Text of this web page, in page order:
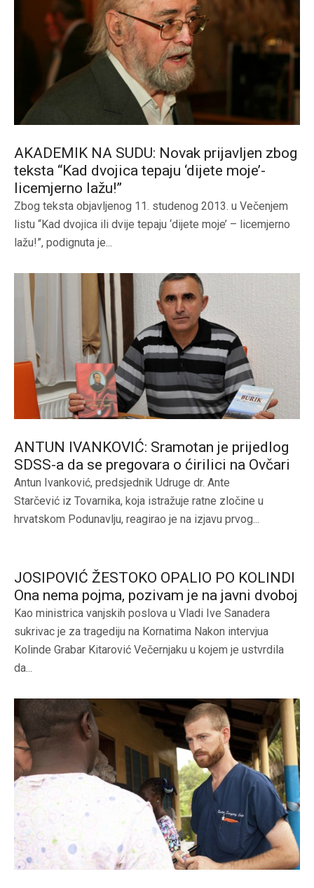
AKADEMIK NA SUDU: Novak prijavljen zbog
teksta “Kad dvojica tepaju ‘dijete moje’-
licemjerno lažu!”
Zbog teksta objavljenog 11. studenog 2013. u Večenjem
listu “Kad dvojica ili dvije tepaju ‘dijete moje’ – licemjerno
lažu!”, podignuta je...
ANTUN IVANKOVIĆ: Sramotan je prijedlog
SDSS-a da se pregovara o ćirilici na Ovčari
Antun Ivanković, predsjednik Udruge dr. Ante
Starčević iz Tovarnika, koja istražuje ratne zločine u
hrvatskom Podunavlju, reagirao je na izjavu prvog...
JOSIPOVIĆ ŽESTOKO OPALIO PO KOLINDI
Ona nema pojma, pozivam je na javni dvoboj
Kao ministrica vanjskih poslova u Vladi Ive Sanadera
sukrivac je za tragediju na Kornatima Nakon intervjua
Kolinde Grabar Kitarović Večernjaku u kojem je ustvrdila
da...